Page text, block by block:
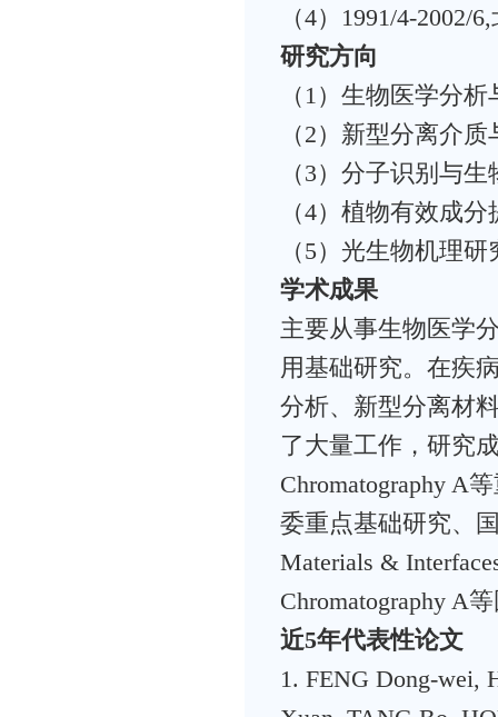
（4）1991/4-
研究方向
（1）生物医学分
（2）新型分离介
（3）分子识别与
（4）植物有效成
（5）光生物机理研
学术成果
主要从事生物医学
用基础研究。在疾
分析、新型分离材
了大量工作，研究
Chromatography A
委重点基础研究、
Materials &
Chromatography A
近5年代表性论文
1. FENG Dong-wei,